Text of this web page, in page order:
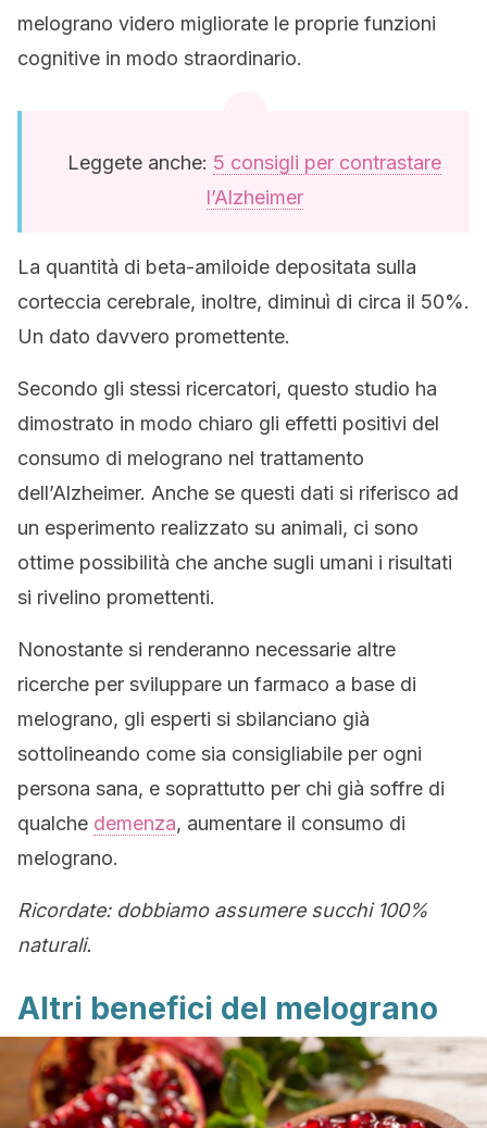
melograno videro migliorate le proprie funzioni
cognitive in modo straordinario.
Leggete anche: 5 consigli per contrastare
l’Alzheimer
La quantità di beta-amiloide depositata sulla
corteccia cerebrale, inoltre, diminuì di circa il 50%.
Un dato davvero promettente.
Secondo gli stessi ricercatori, questo studio ha
dimostrato in modo chiaro gli effetti positivi del
consumo di melograno nel trattamento
dell’Alzheimer. Anche se questi dati si riferisco ad
un esperimento realizzato su animali, ci sono
ottime possibilità che anche sugli umani i risultati
si rivelino promettenti.
Nonostante si renderanno necessarie altre
ricerche per sviluppare un farmaco a base di
melograno, gli esperti si sbilanciano già
sottolineando come sia consigliabile per ogni
persona sana, e soprattutto per chi già soffre di
qualche demenza, aumentare il consumo di
melograno.
Ricordate: dobbiamo assumere succhi 100%
naturali.
Altri benefici del melograno